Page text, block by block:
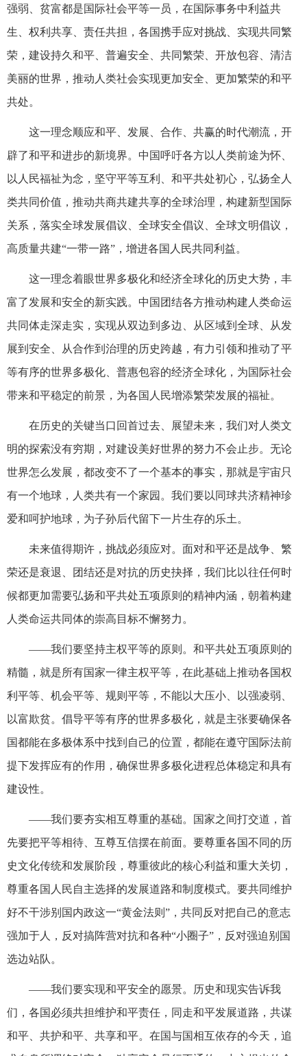
强弱、贫富都是国际社会平等一员，在国际事务中利益共
生、权利共享、责任共担，各国携手应对挑战、实现共同繁
荣，建设持久和平、普遍安全、共同繁荣、开放包容、清洁
美丽的世界，推动人类社会实现更加安全、更加繁荣的和平
共处。
这一理念顺应和平、发展、合作、共赢的时代潮流，开
辟了和平和进步的新境界。中国呼吁各方以人类前途为怀、
以人民福祉为念，坚守平等互利、和平共处初心，弘扬全人
类共同价值，推动共商共建共享的全球治理，构建新型国际
关系，落实全球发展倡议、全球安全倡议、全球文明倡议，
高质量共建“一带一路”，增进各国人民共同利益。
这一理念着眼世界多极化和经济全球化的历史大势，丰
富了发展和安全的新实践。中国团结各方推动构建人类命运
共同体走深走实，实现从双边到多边、从区域到全球、从发
展到安全、从合作到治理的历史跨越，有力引领和推动了平
等有序的世界多极化、普惠包容的经济全球化，为国际社会
带来和平稳定的前景，为各国人民增添繁荣发展的福祉。
在历史的关键当口回首过去、展望未来，我们对人类文
明的探索没有穷期，对建设美好世界的努力不会止步。无论
世界怎么发展，都改变不了一个基本的事实，那就是宇宙只
有一个地球，人类共有一个家园。我们要以同球共济精神珍
爱和呵护地球，为子孙后代留下一片生存的乐土。
未来值得期许，挑战必须应对。面对和平还是战争、繁
荣还是衰退、团结还是对抗的历史抉择，我们比以往任何时
候都更加需要弘扬和平共处五项原则的精神内涵，朝着构建
人类命运共同体的崇高目标不懈努力。
——我们要坚持主权平等的原则。和平共处五项原则的
精髓，就是所有国家一律主权平等，在此基础上推动各国权
利平等、机会平等、规则平等，不能以大压小、以强凌弱、
以富欺贫。倡导平等有序的世界多极化，就是主张要确保各
国都能在多极体系中找到自己的位置，都能在遵守国际法前
提下发挥应有的作用，确保世界多极化进程总体稳定和具有
建设性。
——我们要夯实相互尊重的基础。国家之间打交道，首
先要把平等相待、互尊互信摆在前面。要尊重各国不同的历
史文化传统和发展阶段，尊重彼此的核心利益和重大关切，
尊重各国人民自主选择的发展道路和制度模式。要共同维护
好不干涉别国内政这一“黄金法则”，共同反对把自己的意志
强加于人，反对搞阵营对抗和各种“小圈子”，反对强迫别国
选边站队。
——我们要实现和平安全的愿景。历史和现实告诉我
们，各国必须共担维护和平责任，同走和平发展道路，共谋
和平、共护和平、共享和平。在国与国相互依存的今天，追